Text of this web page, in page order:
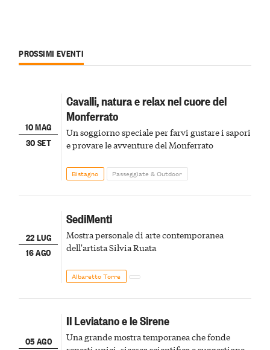
PROSSIMI EVENTI
10 MAG
30 SET
Cavalli, natura e relax nel cuore del
Monferrato
Un soggiorno speciale per farvi gustare i sapori
e provare le avventure del Monferrato
Bistagno Passeggiate & Outdoor
22 LUG
16 AGO
SediMenti
Mostra personale di arte contemporanea
dell'artista Silvia Ruata
Albaretto Torre
05 AGO
Il Leviatano e le Sirene
Una grande mostra temporanea che fonde